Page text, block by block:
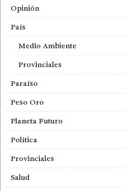
Opinión
País
Medio Ambiente
Provinciales
Paraíso
Peso Oro
Planeta Futuro
Política
Provinciales
Salud